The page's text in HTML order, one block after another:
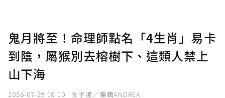
鬼月將至！命理師點名「4生肖」易卡
到陰，屬猴別去榕樹下、這類人禁上
山下海
2026-07-29 18:10 女子漾／編輯ANDREA